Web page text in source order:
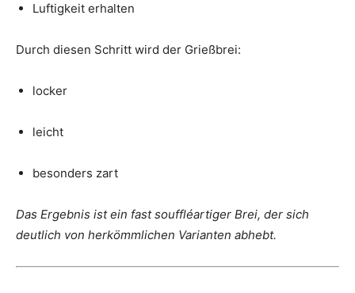
Luftigkeit erhalten
Durch diesen Schritt wird der Grießbrei:
locker
leicht
besonders zart
Das Ergebnis ist ein fast souffléartiger Brei, der sich
deutlich von herkömmlichen Varianten abhebt.